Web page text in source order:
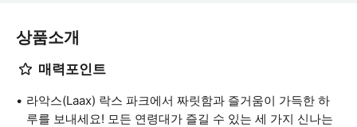
상품소개
매력포인트
라악스(Laax) 락스 파크에서 짜릿함과 즐거움이 가득한 하
루를 보내세요! 모든 연령대가 즐길 수 있는 세 가지 신나는